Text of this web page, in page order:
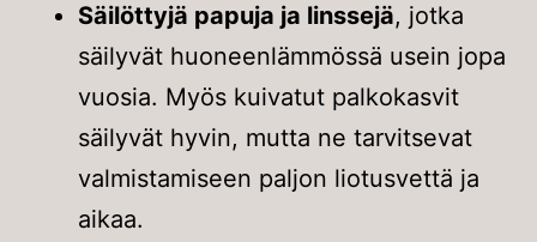
Säilöttyjä papuja ja linssejä, jotka
säilyvät huoneenlämmössä usein jopa
vuosia. Myös kuivatut palkokasvit
säilyvät hyvin, mutta ne tarvitsevat
valmistamiseen paljon liotusvettä ja
aikaa.